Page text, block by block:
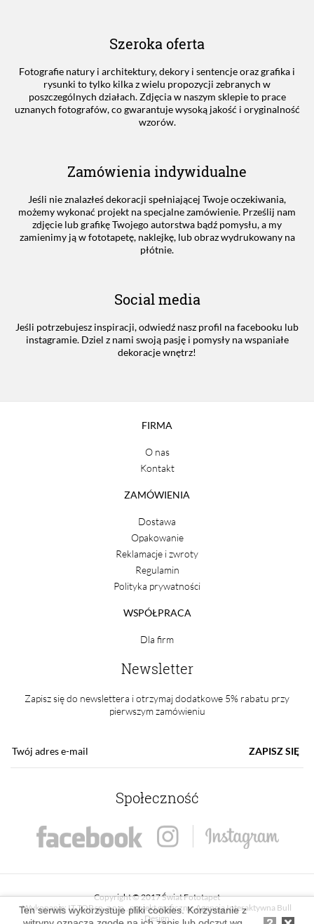
Szeroka oferta
Fotografie natury i architektury, dekory i sentencje oraz grafika i
rysunki to tylko kilka z wielu propozycji zebranych w
poszczególnych działach. Zdjęcia w naszym sklepie to prace
uznanych fotografów, co gwarantuje wysoką jakość i oryginalność
wzorów.
Zamówienia indywidualne
Jeśli nie znalazłeś dekoracji spełniającej Twoje oczekiwania,
możemy wykonać projekt na specjalne zamówienie. Prześlij nam
zdjęcie lub grafikę Twojego autorstwa bądź pomysłu, a my
zamienimy ją w fototapetę, naklejkę, lub obraz wydrukowany na
płótnie.
Social media
Jeśli potrzebujesz inspiracji, odwiedź nasz profil na facebooku lub
instagramie. Dziel z nami swoją pasję i pomysły na wspaniałe
dekoracje wnętrz!
FIRMA
O nas
Kontakt
ZAMÓWIENIA
Dostawa
Opakowanie
Reklamacje i zwroty
Regulamin
Polityka prywatności
WSPÓŁPRACA
Dla firm
Newsletter
Zapisz się do newslettera i otrzymaj dodatkowe 5% rabatu przy
pierwszym zamówieniu
ZAPISZ SIĘ
Społeczność
Copyright © 2017 Świat Fototapet
Wykonanie: IT TOP sp. z o.o. , projekt graficzny:Agencja Interaktywna Bull
Design
Ten serwis wykorzystuje pliki cookies. Korzystanie z